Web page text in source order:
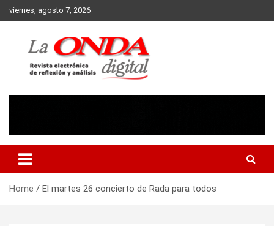
Skip
to
viernes, agosto 7, 2026
Home El martes 26 concierto de Rada para todos